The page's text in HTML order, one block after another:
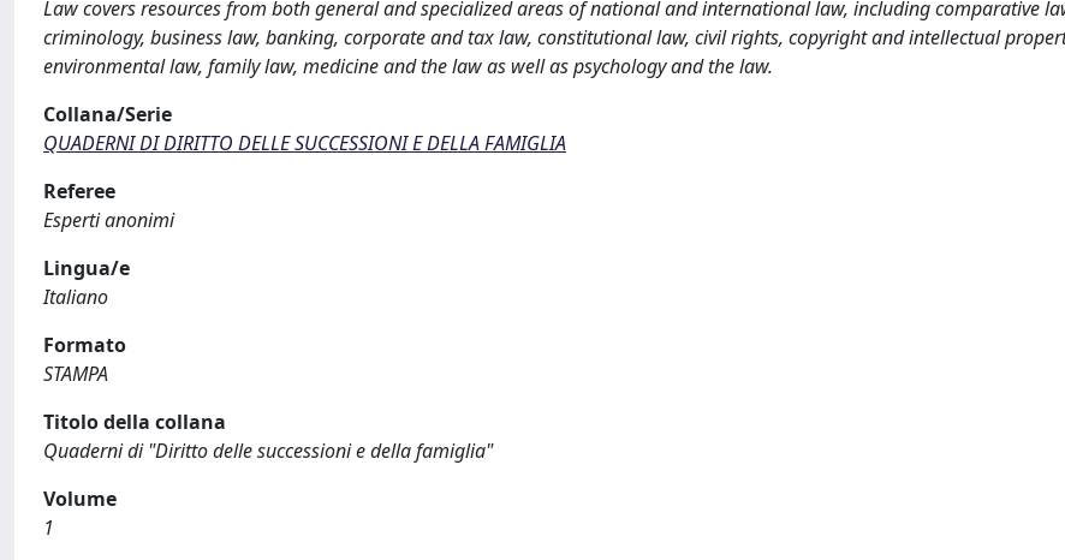
Law covers resources from both general and specialized areas of national and international law, including comparative
criminology, business law, banking, corporate and tax law, constitutional law, civil rights, copyright and intellectual
environmental law, family law, medicine and the law as well as psychology and the law.
Collana/Serie
QUADERNI DI DIRITTO DELLE SUCCESSIONI E DELLA FAMIGLIA
Referee
Esperti anonimi
Lingua/e
Italiano
Formato
STAMPA
Titolo della collana
Quaderni di "Diritto delle successioni e della famiglia"
Volume
1